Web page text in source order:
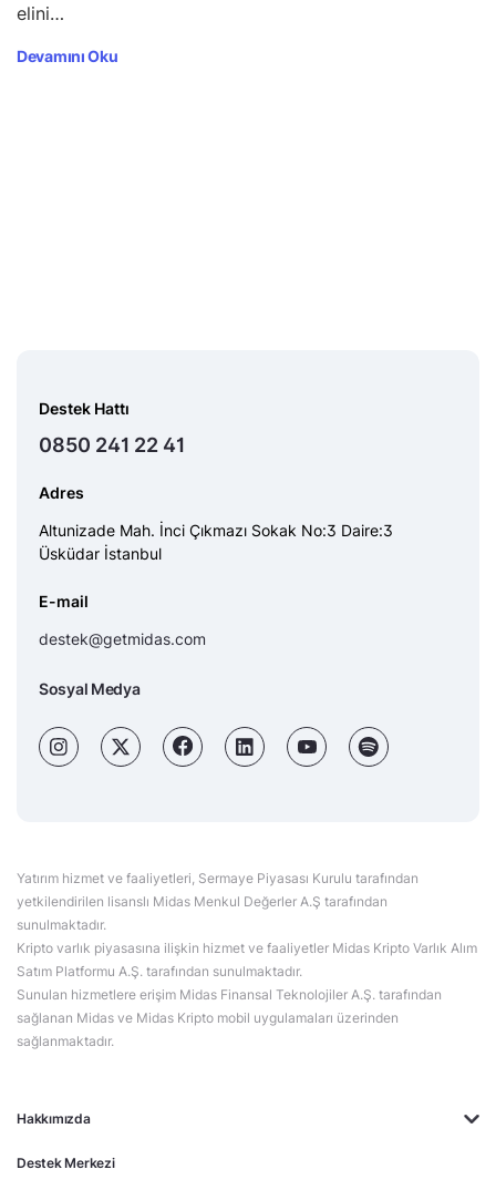
elini…
Devamını Oku
Hakkımızda
Destek Merkezi
Destek Hattı
0850 241 22 41
Adres
Altunizade Mah. İnci Çıkmazı Sokak No:3 Daire:3
Üsküdar İstanbul
E-mail
destek@getmidas.com
Sosyal Medya
Yatırım hizmet ve faaliyetleri, Sermaye Piyasası Kurulu tarafından
yetkilendirilen lisanslı Midas Menkul Değerler A.Ş tarafından
sunulmaktadır.
Kripto varlık piyasasına ilişkin hizmet ve faaliyetler Midas Kripto Varlık Alım
Satım Platformu A.Ş. tarafından sunulmaktadır.
Sunulan hizmetlere erişim Midas Finansal Teknolojiler A.Ş. tarafından
sağlanan Midas ve Midas Kripto mobil uygulamaları üzerinden
sağlanmaktadır.